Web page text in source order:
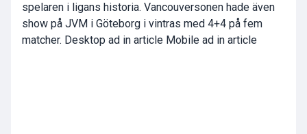
spelaren i ligans historia. Vancouversonen hade även
show på JVM i Göteborg i vintras med 4+4 på fem
matcher. Desktop ad in article Mobile ad in article